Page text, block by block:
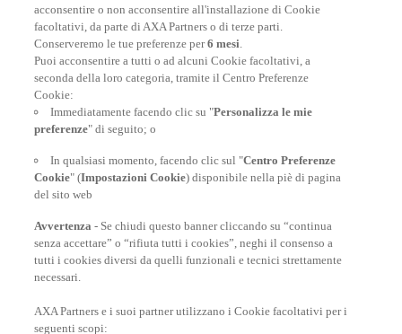
Polizza Viaggio Annuale
72€/assicurato
POLIZZE VIAGGIO
acconsentire o non acconsentire all'installazione di Cookie
facoltativi, da parte di AXA Partners o di terze parti.
Conserveremo le tue preferenze per6 mesi.
Puoi acconsentire a tutti o ad alcuni Cookie facoltativi, a
seconda della loro categoria, tramite il Centro Preferenze
Cookie:
Immediatamente facendo clic su "Personalizza le mie
preferenze" di seguito; o
In qualsiasi momento, facendo clic sul "Centro Preferenze
Cookie" (Impostazioni Cookie) disponibile nella piè di pagina
del sito web
Avvertenza - Se chiudi questo banner cliccando su “continua
senza accettare” o “rifiuta tutti i cookies”, neghi il consenso a
tutti i cookies diversi da quelli funzionali e tecnici strettamente
necessari.
AXA Partners e i suoi partner utilizzano i Cookie facoltativi per i
seguenti scopi: